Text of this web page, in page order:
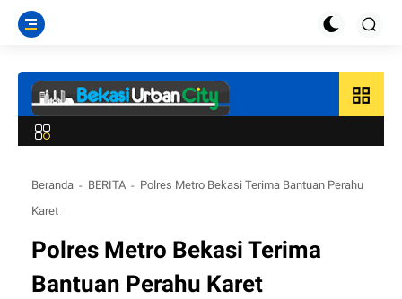
grid_view
Beranda BERITA
Polres Metro Bekasi Terima Bantuan Perahu
Karet
Polres Metro Bekasi Terima
Bantuan Perahu Karet